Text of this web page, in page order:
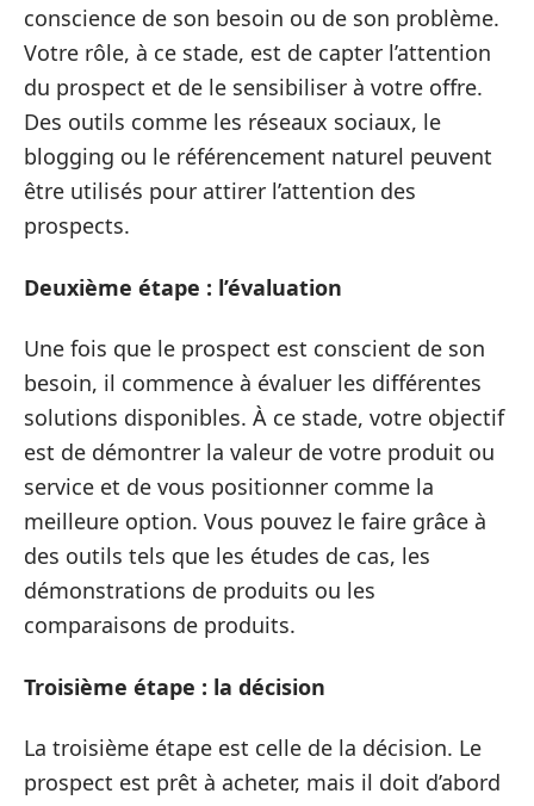
conscience de son besoin ou de son problème.
Votre rôle, à ce stade, est de capter l’attention
du prospect et de le sensibiliser à votre offre.
Des outils comme les réseaux sociaux, le
blogging ou le référencement naturel peuvent
être utilisés pour attirer l’attention des
prospects.
Deuxième étape : l’évaluation
Une fois que le prospect est conscient de son
besoin, il commence à évaluer les différentes
solutions disponibles. À ce stade, votre objectif
est de démontrer la valeur de votre produit ou
service et de vous positionner comme la
meilleure option. Vous pouvez le faire grâce à
des outils tels que les études de cas, les
démonstrations de produits ou les
comparaisons de produits.
Troisième étape : la décision
La troisième étape est celle de la décision. Le
prospect est prêt à acheter, mais il doit d’abord